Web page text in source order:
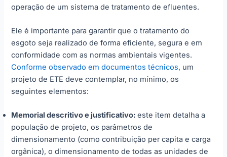
operação de um sistema de tratamento de efluentes.
Ele é importante para garantir que o tratamento do
esgoto seja realizado de forma eficiente, segura e em
conformidade com as normas ambientais vigentes.
Conforme observado em documentos técnicos, um
projeto de ETE deve contemplar, no mínimo, os
seguintes elementos:
Memorial descritivo e justificativo:este item detalha a
população de projeto, os parâmetros de
dimensionamento (como contribuição per capita e carga
orgânica), o dimensionamento de todas as unidades de